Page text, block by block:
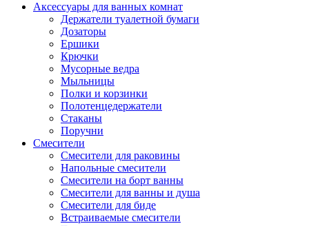
Аксессуары для ванных комнат
Держатели туалетной бумаги
Дозаторы
Ершики
Крючки
Мусорные ведра
Мыльницы
Полки и корзинки
Полотенцедержатели
Стаканы
Поручни
Смесители
Смесители для раковины
Напольные смесители
Смесители на борт ванны
Смесители для ванны и душа
Смесители для биде
Встраиваемые смесители